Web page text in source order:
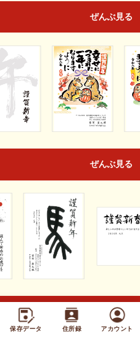
保存データ 住所録 アカウント
ぜんぶ見る
ぜんぶ見る
ぜんぶ見る